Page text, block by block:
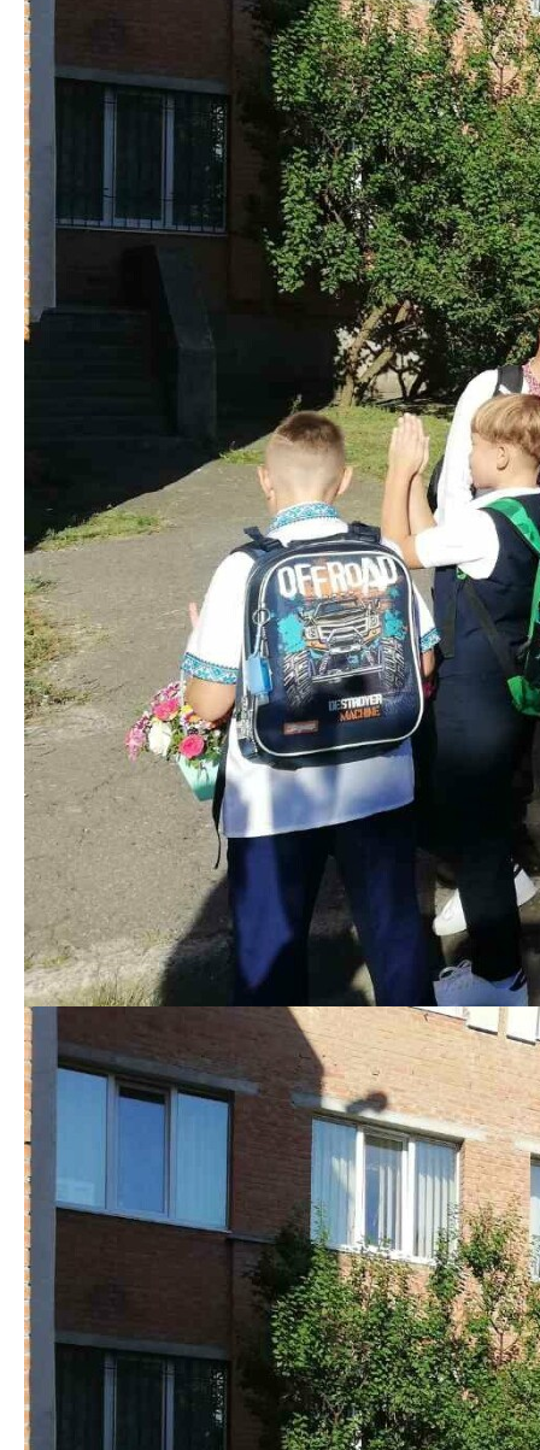
навколо них інші учні, далі — батьки. Лінійка
проходить із дотриманням дистанції між учнями та
гостями свята. Першачки та їх батьки хвилюються
перед найпершим днем у школі. Всі захопили з
собою квіти та гарний настрій.
Читайте також:Скільки коштує зібрати дитину до
школи: ціни на канцелярію та шкільну форму у
Бажаєте отримувати найважливіші новини Полтави у
месенджер? Підписуйтеся на нашTelegram
[ad_2]
Источник:0532.ua
Читайте також
Як отримати
грошову
допомогу від
Червоного
хреста?
Приблизно 60%
полтавських
підприємців
завищували ціни
на соціально
значущі
продукти: на них
складают...
На Полтавщині
Офісу
Президента
Кирило
Тимошенко
Внаслідок нічної
атаки ворога на
Полтавщині
загинули двоє
людей, двоє
госпіталізовані із
Під час бойових
дій на Запоріжжі
загинув Віктор
Глуховеря з
Карлівської
громади
ня: перелік адрес
Декомунізація на
Полтавщині
триває: у
Кобеляках
демонтували
пам’ятник
«Борцям за
владу Рад»
На Полтавщині
дозволили
проведення
масових заходів
за згодою з РВА